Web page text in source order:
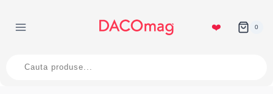
content
❤️ 0
search